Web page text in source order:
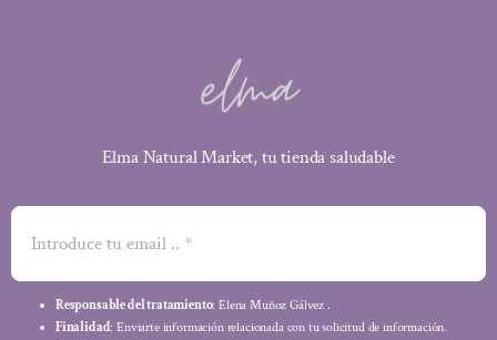
Elma Natural Market, tu tienda saludable
Responsable del tratamiento: Elena Muñoz Gálvez .
Finalidad: Enviarte información relacionada con tu solicitud de información.